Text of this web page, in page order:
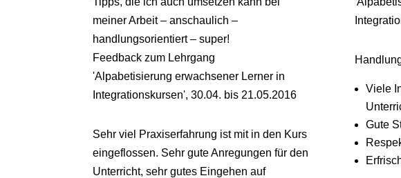
meiner Arbeit – anschaulich –
handlungsorientiert – super!
Feedback zum Lehrgang
'Alpabetisierung erwachsener Lerner in
Integrationskursen', 30.04. bis 21.05.2016
Sehr viel Praxiserfahrung ist mit in den Kurs
eingeflossen. Sehr gute Anregungen für den
Unterricht, sehr gutes Eingehen auf
Viele
Gute